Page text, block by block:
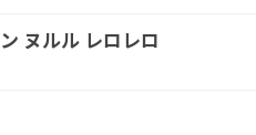
ヌルル レロレロ